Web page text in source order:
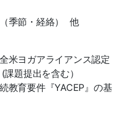
季節・経絡） 他
米ヨガアライアンス認定
題提出を含む）
教育要件『YACEP』の基